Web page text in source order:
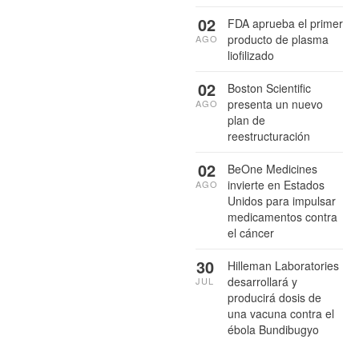
FDA aprueba el primer
producto de plasma
liofilizado
02
AGO
Boston Scientific
presenta un nuevo
plan de
reestructuración
02
AGO
BeOne Medicines
invierte en Estados
Unidos para impulsar
medicamentos contra
el cáncer
02
AGO
Hilleman Laboratories
desarrollará y
producirá dosis de
una vacuna contra el
ébola Bundibugyo
30
JUL